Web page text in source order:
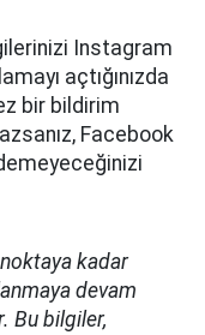
Instagram
açtığınızda
bir bildirim
Facebook
kadar
devam
Bu bilgiler,